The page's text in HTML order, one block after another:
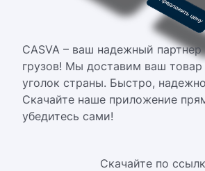
CASVA – ваш надежный партнер
грузов! Мы доставим ваш
уголок страны. Быстро,
Скачайте наше приложение
убедитесь сами!
Скачайте по